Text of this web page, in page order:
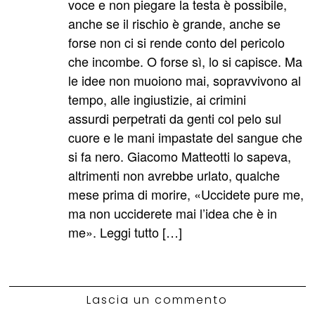
voce e non piegare la testa è possibile,
anche se il rischio è grande, anche se
forse non ci si rende conto del pericolo
che incombe. O forse sì, lo si capisce. Ma
le idee non muoiono mai, sopravvivono al
tempo, alle ingiustizie, ai crimini
assurdi perpetrati da genti col pelo sul
cuore e le mani impastate del sangue che
si fa nero. Giacomo Matteotti lo sapeva,
altrimenti non avrebbe urlato, qualche
mese prima di morire, «Uccidete pure me,
ma non ucciderete mai l’idea che è in
me». Leggi tutto […]
Lascia un commento